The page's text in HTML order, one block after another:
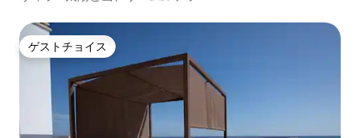
ゲストチョイス
ゲストチョイス